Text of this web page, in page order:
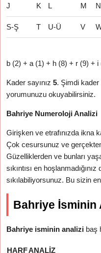
J K L M N
S-Ş T U-Ü V
b (2) + a (1) + h (8) + r (9) +
Kader sayınız5. Şimdi kader
yorumunuzu okuyabilirsiniz.
Bahriye Numeroloji Analizi
Girişken ve etrafınızda ikna
Çok cesursunuz ve
Güzelliklerden ve bunları
sıkıntısı en
sıkılabiliyorsunuz. Bu sizin
Bahriye İsminin
Bahriye isminin analizi baş
HARFANALIZ